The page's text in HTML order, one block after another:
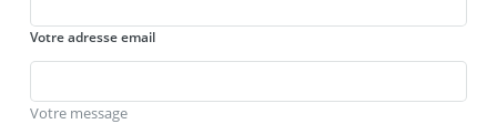
Votre adresse email
Votre message